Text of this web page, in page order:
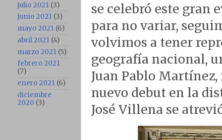
se celebró este gran
para no variar,
volvimos a tener
geografía nacional,
Juan Pablo
nuevo debut en la
José Villena se
julio 2021 (3)
junio 2021 (3)
mayo 2021 (6)
abril 2021 (4)
marzo 2021 (5)
febrero 2021
(7)
enero 2021 (6)
diciembre
2020 (3)